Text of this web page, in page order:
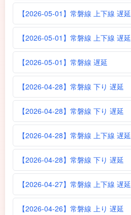
【2026-05-01】常磐線 上下線 遅延
【2026-05-01】常磐線 上下線 遅延
【2026-05-01】常磐線 遅延
【2026-04-28】常磐線 下り 遅延
【2026-04-28】常磐線 下り 遅延
【2026-04-28】常磐線 上下線 遅延
【2026-04-28】常磐線 下り 遅延
【2026-04-27】常磐線 上下線 遅延
【2026-04-26】常磐線 上り 遅延